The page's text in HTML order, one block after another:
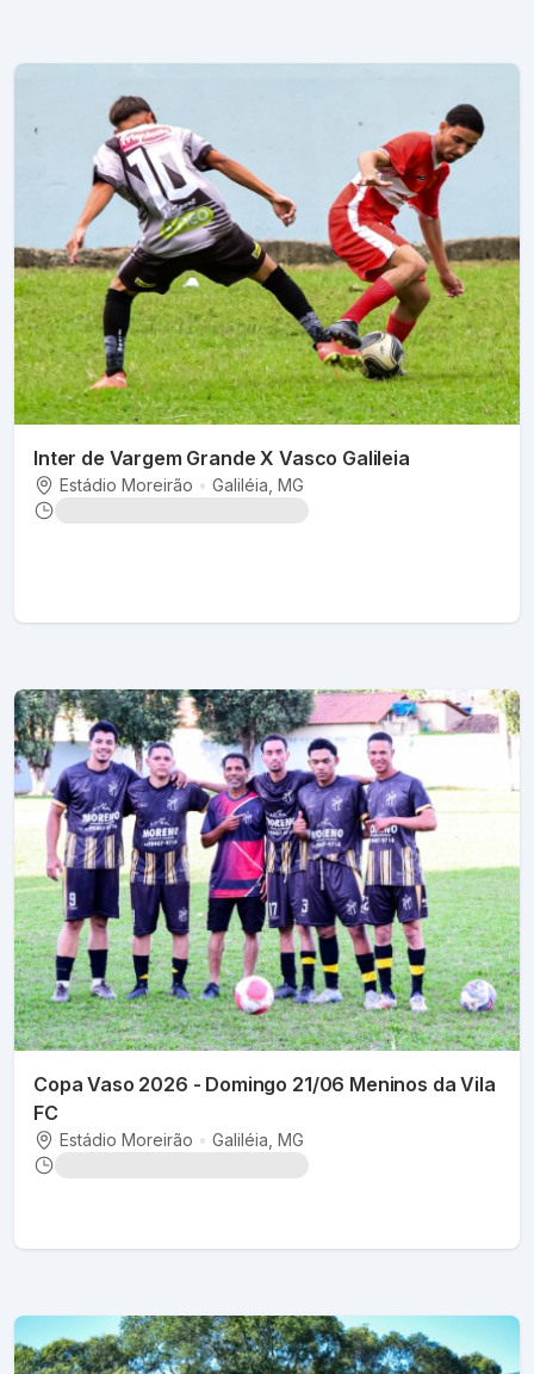
Inter de Vargem Grande X Vasco Galileia
Estádio Moreirão • Galiléia , MG
Copa Vaso 2026 - Domingo 21/06 Meninos da Vila
FC
Estádio Moreirão • Galiléia , MG